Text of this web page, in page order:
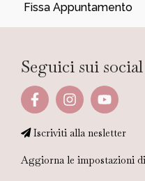
Fissa Appuntamento
Seguici sui social
Iscriviti alla nesletter
Aggiorna le impostazioni